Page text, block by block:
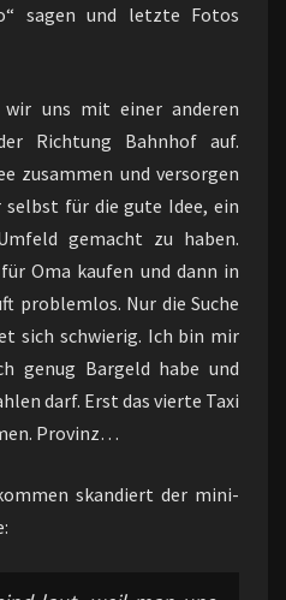
sagen und letzte Fotos
uns mit einer anderen
Richtung Bahnhof auf.
zusammen und versorgen
selbst für die gute Idee, ein
gemacht zu haben.
Oma kaufen und dann in
problemlos. Nur die Suche
sich schwierig. Ich bin mir
genug Bargeld habe und
darf. Erst das vierte Taxi
Provinz…
skandiert der mini-